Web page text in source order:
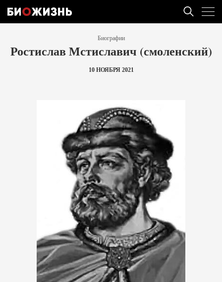
Биографии
Ростислав Мстиславич (смоленский)
10 НОЯБРЯ 2021